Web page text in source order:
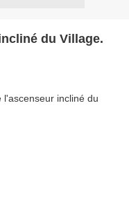
du Village.